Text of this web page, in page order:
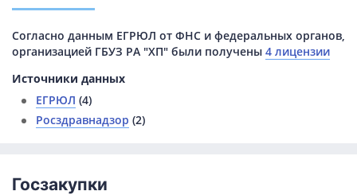
Согласно данным ЕГРЮЛ от ФНС и федеральных органов,
организацией ГБУЗ РА "ХП" были получены 4 лицензии
Источники данных
ЕГРЮЛ (4)
Росздравнадзор (2)
Госзакупки